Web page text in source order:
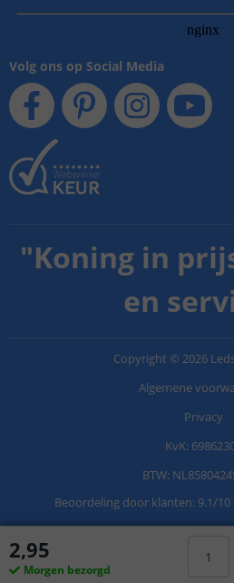
2,95
Morgen bezorgd
Volg ons op Social Media
"Koning in
en
Copyright © 2026
Algemene
Privacy
KvK:
BTW:
Beoordeling door klanten: 9.1/10